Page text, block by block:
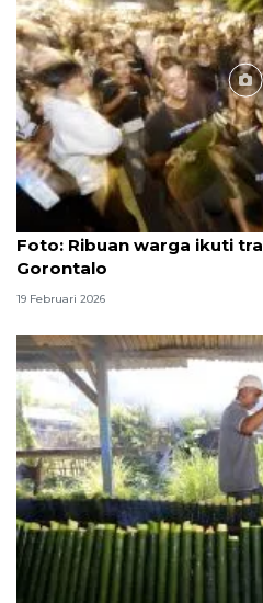
Foto: Ribuan warga ikuti
Gorontalo
19 Februari 2026